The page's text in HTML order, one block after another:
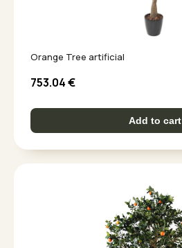
Orange Tree artificial
753.04€
Add to cart